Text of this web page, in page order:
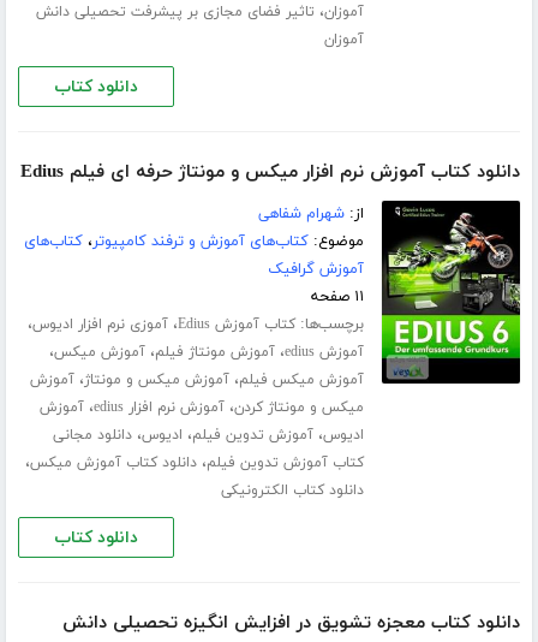
آموزان، تاثیر فضای مجازی بر پیشرفت تحصیلی دانش
آموزان
دانلود کتاب
دانلود کتاب آموزش نرم افزار میکس و مونتاژ حرفه ای فیلم Edius
از:شهرام شفاهی
موضوع:کتاب‌های آموزش و ترفند کامپیوتر،کتاب‌های
آموزش گرافیک
۱۱ صفحه
برچسب‌ها:کتاب آموزش Edius ،آموزی نرم افزار ادیوس،
آموزش edius ،آموزش مونتاژ فیلم،آموزش میکس،
آموزش میکس فیلم،آموزش میکس و مونتاژ،آموزش
میکس و مونتاژ کردن،آموزش نرم افزار edius ،آموزش
ادیوس،آموزش تدوین فیلم، ادیوس،دانلود مجانی
کتاب آموزش تدوین فیلم،دانلود کتاب آموزش میکس،
دانلود کتاب الکترونیکی
دانلود کتاب
دانلود کتاب معجزه تشویق در افزایش انگیزه تحصیلی دانش